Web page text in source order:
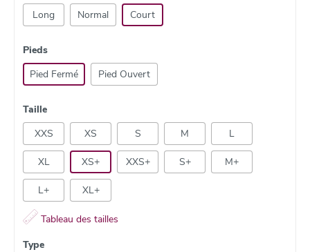
Long
Normal Court
Pieds
Pied Fermé
Pied Ouvert
Taille
XXS
XS S M L
XL XS+ XXS+ S+ M+
L+ XL+
Tableau des tailles
Type